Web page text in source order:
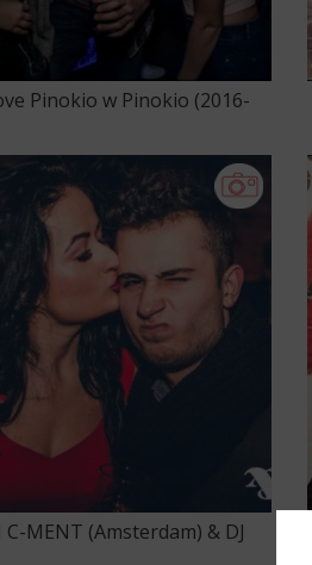
Pinokio w Pinokio (2016-
C-MENT (Amsterdam) & DJ